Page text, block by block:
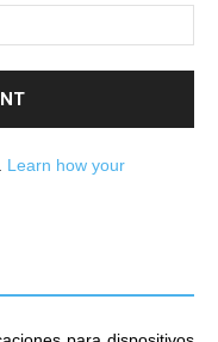
Learn how your